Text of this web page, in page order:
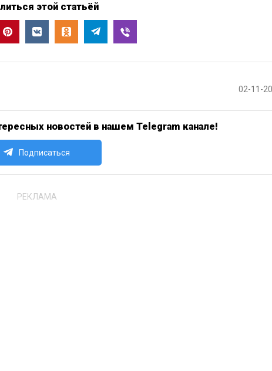
этой статьёй
02-11-
новостей в нашем Telegram канале!
Подписаться
РЕКЛАМА